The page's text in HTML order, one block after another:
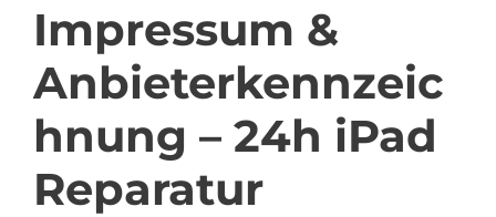
Impressum &
Anbieterkennzeic
hnung – 24h iPad
Reparatur